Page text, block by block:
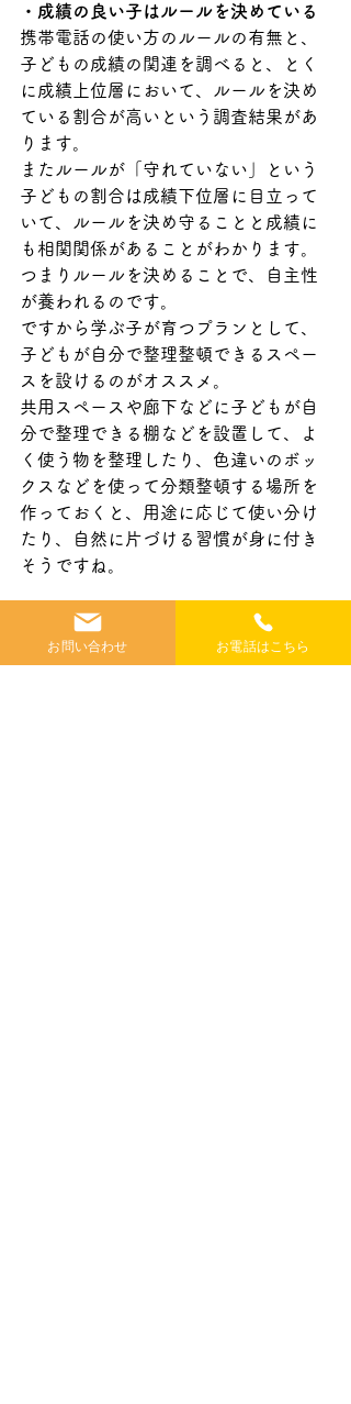
・成績の良い子はルールを決めている
携帯電話の使い方のルールの有無と、
子どもの成績の関連を調べると、とく
に成績上位層において、ルールを決め
ている割合が高いという調査結果があ
ります。
またルールが「守れていない」という
子どもの割合は成績下位層に目立って
いて、ルールを決め守ることと成績に
も相関関係があることがわかります。
つまりルールを決めることで、自主性
が養われるのです。
ですから学ぶ子が育つプランとして、
子どもが自分で整理整頓できるスペー
スを設けるのがオススメ。
共用スペースや廊下などに子どもが自
分で整理できる棚などを設置して、よ
く使う物を整理したり、色違いのボッ
クスなどを使って分類整頓する場所を
作っておくと、用途に応じて使い分け
たり、自然に片づける習慣が身に付き
そうですね。
ということで、お子さんの成長も加味
した家づくりを考えていくほうが良さ
そうですよね。
お問い合わせ お電話はこちら